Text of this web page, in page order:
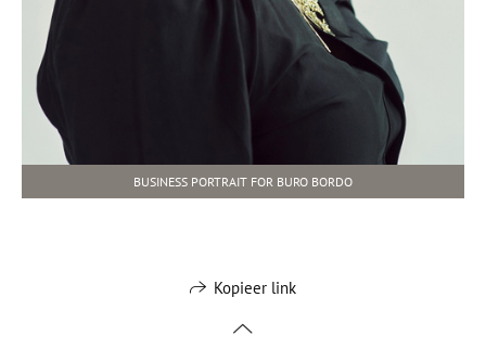
BUSINESS PORTRAIT FOR BURO BORDO
Kopieer link